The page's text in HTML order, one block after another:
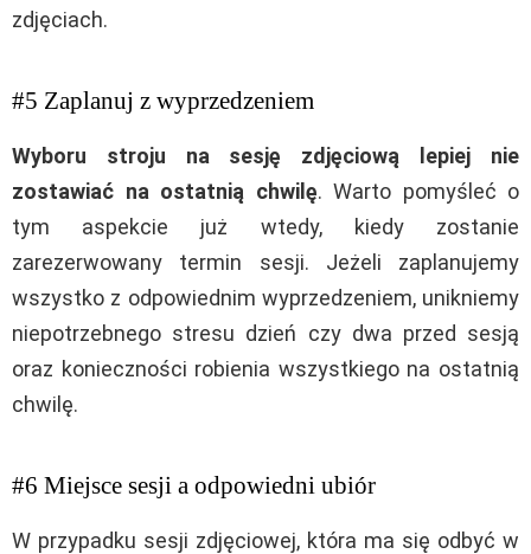
zdjęciach.
#5 Zaplanuj z wyprzedzeniem
Wyboru stroju na sesję zdjęciową lepiej nie
zostawiać na ostatnią chwilę. Warto pomyśleć o
tym aspekcie już wtedy, kiedy zostanie
zarezerwowany termin sesji. Jeżeli zaplanujemy
wszystko z odpowiednim wyprzedzeniem, unikniemy
niepotrzebnego stresu dzień czy dwa przed sesją
oraz konieczności robienia wszystkiego na ostatnią
chwilę.
#6 Miejsce sesji a odpowiedni ubiór
W przypadku sesji zdjęciowej, która ma się odbyć w